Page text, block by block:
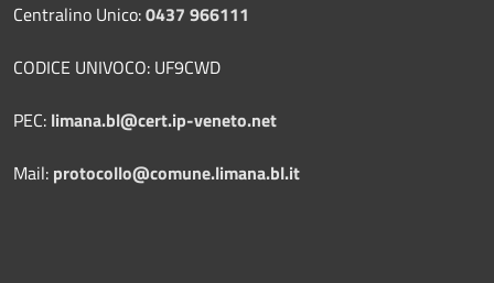
Centralino Unico:0437 966111
CODICE UNIVOCO: UF9CWD
PEC: limana.bl@cert.ip-veneto.net
Mail: protocollo@comune.limana.bl.it